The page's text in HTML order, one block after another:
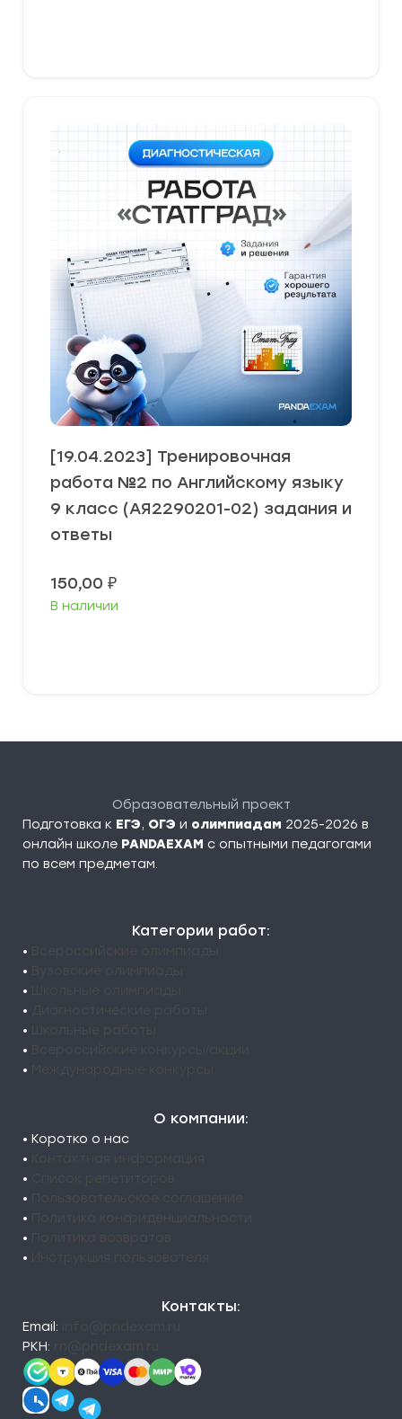
[19.04.2023] Тренировочная
работа №2 по Английскому языку
9 класс (АЯ2290201-02) задания и
ответы
150,00 ₽
В наличии
Образовательный проект
Подготовка к ЕГЭ, ОГЭ и олимпиадам 2025-2026 в
онлайн школе PANDAEXAM c опытными педагогами
по всем предметам.
Категории работ:
•
•
•
•
•
•
•
О компании:
• Коротко о нас
•
•
•
•
•
•
Контакты:
Email:
РКН: